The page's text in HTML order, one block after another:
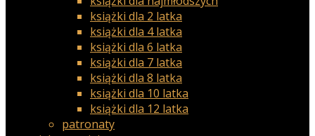
książki dla 2 latka
książki dla 4 latka
książki dla 6 latka
książki dla 7 latka
książki dla 8 latka
książki dla 10 latka
książki dla 12 latka
patronaty